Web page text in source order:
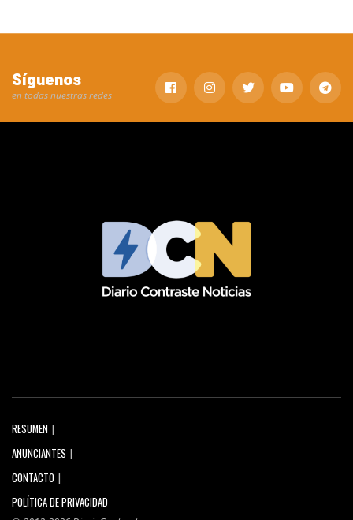
Síguenos
en todas nuestras redes
RESUMEN
ANUNCIANTES
CONTACTO
POLÍTICA DE PRIVACIDAD